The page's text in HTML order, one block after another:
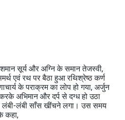
सूर्य और अग्नि के समान तेजस्वी,
एवं रथ पर बैठा हुआ रथिश्रेष्ठ कर्ण
के पराक्रम का लोप हो गया, अर्जुन
अभिमान और दर्प से दग्ध हो उठा
लंबी साँस खींचने लगा। उस समय
कहा,